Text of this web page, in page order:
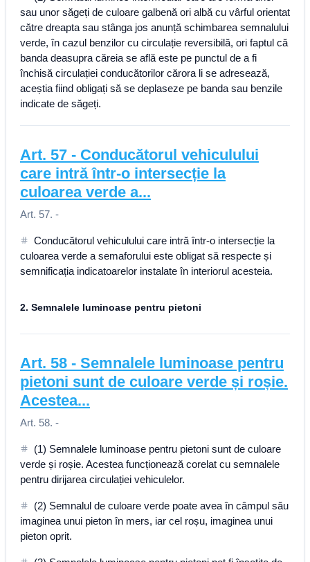
sau unor săgeți de culoare galbenă ori albă cu vârful orientat
către dreapta sau stânga jos anunță schimbarea semnalului
verde, în cazul benzilor cu circulație reversibilă, ori faptul că
banda deasupra căreia se află este pe punctul de a fi
închisă circulației conducătorilor cărora li se adresează,
aceștia fiind obligați să se deplaseze pe banda sau benzile
indicate de săgeți.
Art. 57 - Conducătorul vehiculului
care intră într-o intersecție la
culoarea verde a...
Art. 57. -
Conducătorul vehiculului care intră într-o intersecție la
culoarea verde a semaforului este obligat să respecte și
semnificația indicatoarelor instalate în interiorul acesteia.
2. Semnalele luminoase pentru pietoni
Art. 58 - Semnalele luminoase pentru
pietoni sunt de culoare verde și roșie.
Acestea...
Art. 58. -
(1) Semnalele luminoase pentru pietoni sunt de culoare
verde și roșie. Acestea funcționează corelat cu semnalele
pentru dirijarea circulației vehiculelor.
(2) Semnalul de culoare verde poate avea în câmpul său
imaginea unui pieton în mers, iar cel roșu, imaginea unui
pieton oprit.